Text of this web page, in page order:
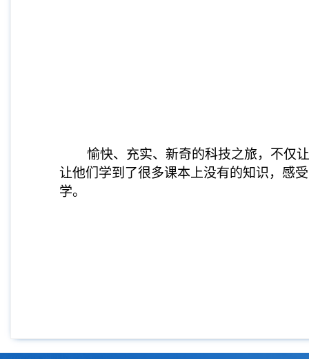
愉快、充实、新奇的科技之旅，不仅让
让他们学到了很多课本上没有的知识，感
学。